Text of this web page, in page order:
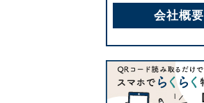
会社概要